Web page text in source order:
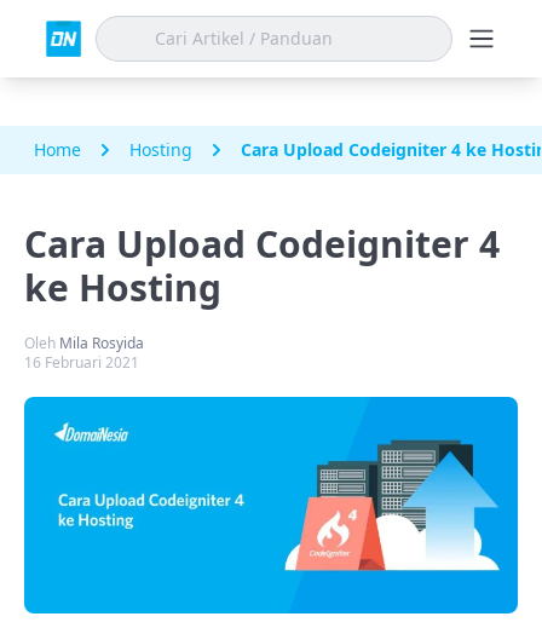
Home Hosting Cara Upload Codeigniter 4 ke
Cara Upload Codeigniter 4
ke Hosting
Oleh Mila Rosyida
16 Februari 2021